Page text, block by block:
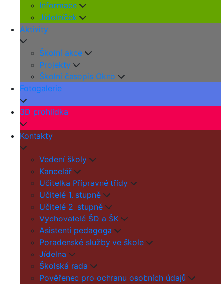
Informace
Jídelníček
Aktivity
Školní akce
Projekty
Školní časopis Okno
Fotogalerie
3D prohlídka
Kontakty
Vedení školy
Kancelář
Učitelka Přípravné třídy
Učitelé 1. stupně
Učitelé 2. stupně
Vychovatelé ŠD a ŠK
Asistenti pedagoga
Poradenské služby ve škole
Jídelna
Školská rada
Pověřenec pro ochranu osobních údajů